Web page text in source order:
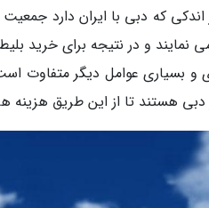
اندکی که دبی با ایران دارد
نمایند و در نتیجه برای خرید
و بسیاری عوامل دیگر متفاوت
دبی هستند تا از این طریق